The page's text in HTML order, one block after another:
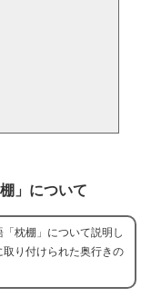
」について
枕棚」について説明し
り付けられた奥行きの